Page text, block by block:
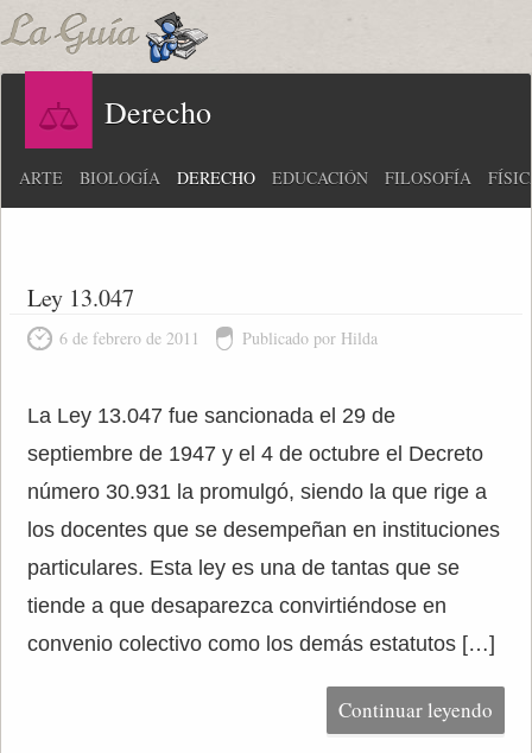
Derecho
ARTE BIOLOGÍA DERECHO EDUCACIÓN FILOSOFÍA
Ley 13.047
6 de febrero de 2011 Publicado por Hilda
La Ley 13.047 fue sancionada el 29 de
septiembre de 1947 y el 4 de octubre el Decreto
número 30.931 la promulgó, siendo la que rige a
los docentes que se desempeñan en instituciones
particulares. Esta ley es una de tantas que se
tiende a que desaparezca convirtiéndose en
convenio colectivo como los demás estatutos […]
Continuar leyendo